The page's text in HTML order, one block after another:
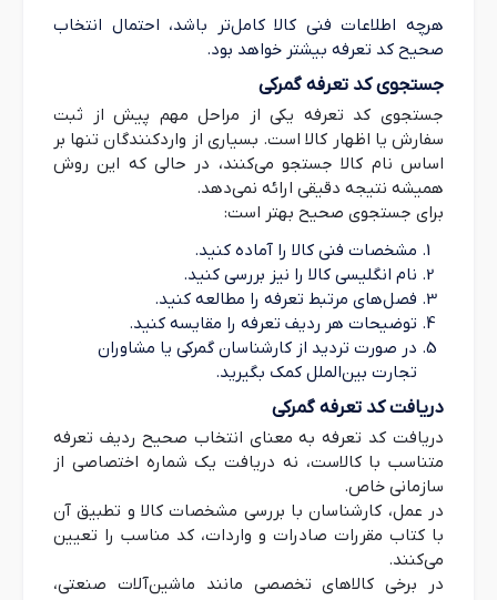
هرچه اطلاعات فنی کالا کامل‌تر باشد، احتمال انتخاب
صحیح کد تعرفه بیشتر خواهد بود.
جستجوی کد تعرفه گمرکی
جستجوی کد تعرفه یکی از مراحل مهم پیش از ثبت
سفارش یا اظهار کالا است. بسیاری از واردکنندگان تنها بر
اساس نام کالا جستجو می‌کنند، در حالی که این روش
همیشه نتیجه دقیقی ارائه نمی‌دهد.
برای جستجوی صحیح بهتر است:
مشخصات فنی کالا را آماده کنید.
نام انگلیسی کالا را نیز بررسی کنید.
فصل‌های مرتبط تعرفه را مطالعه کنید.
توضیحات هر ردیف تعرفه را مقایسه کنید.
در صورت تردید از کارشناسان گمرکی یا مشاوران
تجارت بین‌الملل کمک بگیرید.
دریافت کد تعرفه گمرکی
دریافت کد تعرفه به معنای انتخاب صحیح ردیف تعرفه
متناسب با کالاست، نه دریافت یک شماره اختصاصی از
سازمانی خاص.
در عمل، کارشناسان با بررسی مشخصات کالا و تطبیق آن
با کتاب مقررات صادرات و واردات، کد مناسب را تعیین
می‌کنند.
در برخی کالاهای تخصصی مانند ماشین‌آلات صنعتی،